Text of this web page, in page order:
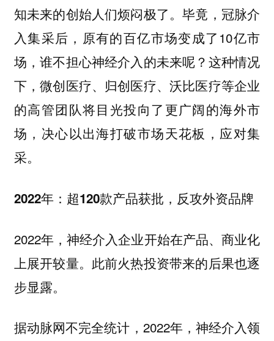
知未来的创始人们烦闷极了。毕竟，冠脉介
入集采后，原有的百亿市场变成了10亿市
场，谁不担心神经介入的未来呢？这种情况
下，微创医疗、归创医疗、沃比医疗等企业
的高管团队将目光投向了更广阔的海外市
场，决心以出海打破市场天花板，应对集
采。
2022年：超120款产品获批，反攻外资品牌
2022年，神经介入企业开始在产品、商业化
上展开较量。此前火热投资带来的后果也逐
步显露。
据动脉网不完全统计，2022年，神经介入领